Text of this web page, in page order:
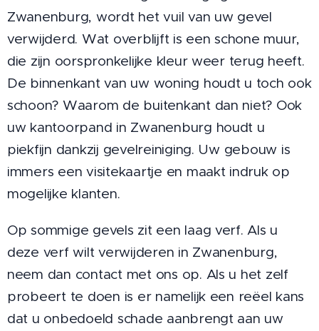
Zwanenburg, wordt het vuil van uw gevel
verwijderd. Wat overblijft is een schone muur,
die zijn oorspronkelijke kleur weer terug heeft.
De binnenkant van uw woning houdt u toch ook
schoon? Waarom de buitenkant dan niet? Ook
uw kantoorpand in Zwanenburg houdt u
piekfijn dankzij gevelreiniging. Uw gebouw is
immers een visitekaartje en maakt indruk op
mogelijke klanten.
Op sommige gevels zit een laag verf. Als u
deze verf wilt verwijderen in Zwanenburg,
neem dan contact met ons op. Als u het zelf
probeert te doen is er namelijk een reëel kans
dat u onbedoeld schade aanbrengt aan uw